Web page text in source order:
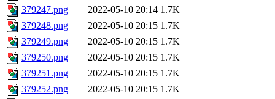
379247.png
2022-05-10 20:14 1.7K
379248.png
2022-05-10 20:15 1.7K
379249.png
2022-05-10 20:15 1.7K
379250.png
2022-05-10 20:15 1.7K
379251.png
2022-05-10 20:15 1.7K
379252.png
2022-05-10 20:15 1.7K